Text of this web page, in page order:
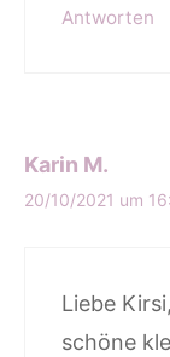
Antworten
Karin M.
20/10/2021 um
Liebe Kirsi,
schöne